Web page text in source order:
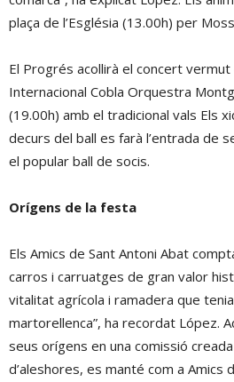
plaça de l’Església (13.00h) per
El Progrés acollirà el concert vermut
Internacional Cobla Orquestra
(19.00h) amb el tradicional vals Els
decurs del ball es farà l’entrada de
el popular ball de socis.
Orígens de la festa
Els Amics de Sant Antoni Abat
carros i carruatges de gran valor
vitalitat agrícola i ramadera que tenia
martorellenca”, ha recordat López.
seus orígens en una comissió
d’aleshores, es manté com a Amics